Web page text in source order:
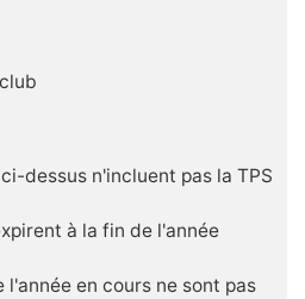
dessus n'incluent pas la TPS
à la fin de l'année
en cours ne sont pas